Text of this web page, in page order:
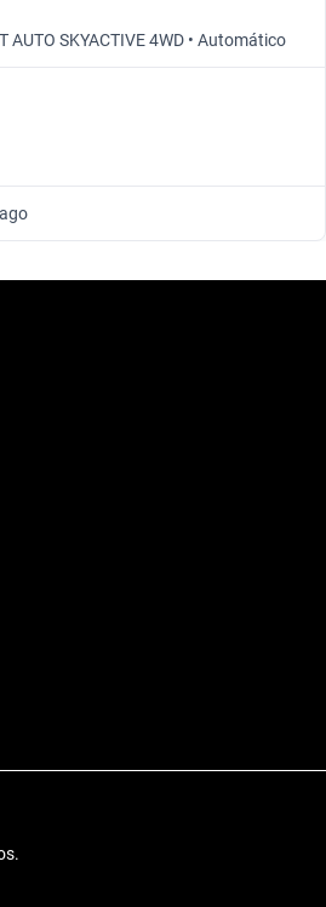
AUTO SKYACTIVE 4WD • Automático